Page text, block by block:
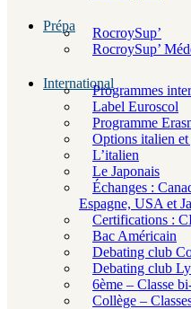
Prépa
RocroySup’
RocroySup’
InternationalProgrammes
Label Euroscol
Programme
Options italien et
L’italien
Le Japonais
Échanges :
Espagne, USA et
Certifications :
Bac Américain
Debating club
Debating club
6ème – Classe
Collège –